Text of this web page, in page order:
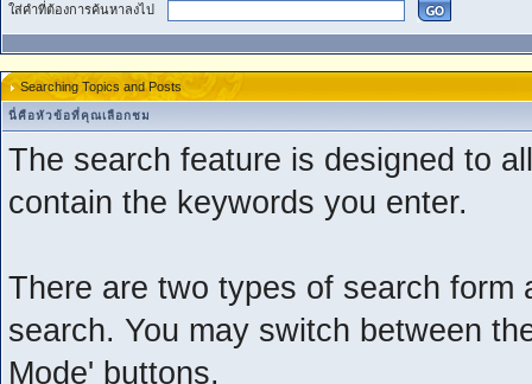
ใส่คำที่ต้องการค้นหาลงไป
Searching Topics and Posts
นี่คือหัวข้อที่คุณเลือกชม
The search feature is designed to
contain the keywords you enter.
There are two types of search form
search. You may switch between
Mode' buttons.